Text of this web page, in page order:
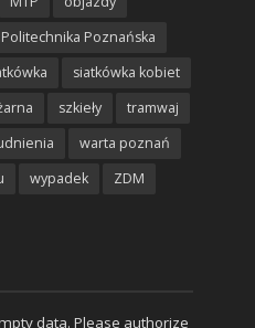
Politechnika Poznańska
siatkówka kobiet
szkieły
tramwaj
warta poznań
wypadek
ZDM
data. Please authorize